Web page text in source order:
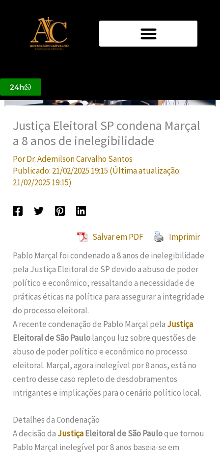
conteúdo
24h
Justiça Eleitoral SP condena Marçal
a 8 anos de inelegibilidade
PorDr. Ademilson Carvalho Santos
Publicado: 21/02/2025 19:15 (Última atualização:
21/02/2025 19:15)
Salvar em PDF
Imprimir
Pablo Marçal foi condenado a 8 anos de inelegibilidade
pela Justiça Eleitoral de SP devido a abuso de poder
político e econômico, ressaltando a necessidade de
práticas éticas na política para assegurar a integridade
do processo eleitoral.
A recente condenação de Pablo Marçal pela Justiça
Eleitoral de São Paulolançou luz sobre questões de
abuso de poder político e econômico no processo
eleitoral. Marçal, agora inelegível por 8 anos, está no
centro desse caso repleto de desdobramentos
intrigantes e implicações para o cenário político local.
Detalhes da Condenação
A decisão da JustiçaEleitoral de São Pauloque tornou
Pablo Marçal inelegível por 8 anos baseia-se em